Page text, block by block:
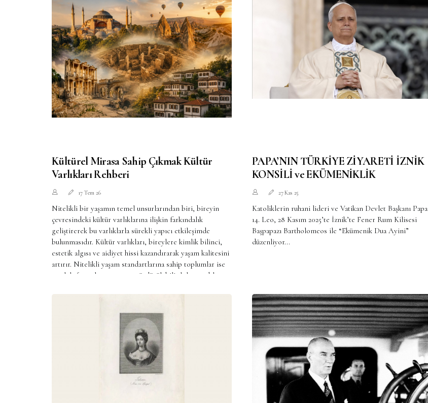
Kültürel Mirasa Sahip Çıkmak Kültür
Varlıkları Rehberi
17 Tem 26
Nitelikli bir yaşamın temel unsurlarından biri, bireyin
çevresindeki kültür varlıklarına ilişkin farkındalık
geliştirerek bu varlıklarla sürekli yapıcı etkileşimde
bulunmasıdır. Kültür varlıkları, bireylere kimlik bilinci,
estetik algısı ve aidiyet hissi kazandırarak yaşam kalitesini
artırır. Nitelikli yaşam standartlarına sahip toplumlar ise
ortak hafızayı korumaya ve sürdürülebilir kılmaya daha
bilinci ülkemizde hem çok yeni hem de yeterince
PAPA’NIN TÜRKİYE ZİYARETİ İZNİK
KONSİLİ ve EKÜMENİKLİK
27 Kas 25
Katoliklerin ruhani lideri ve Vatikan Devlet Başkanı Papa
14. Leo, 28 Kasım 2025’te İznik’te Fener Rum Kilisesi
Başpapazı Bartholomeos ile “Ekümenik Dua Ayini”
düzenliyor...